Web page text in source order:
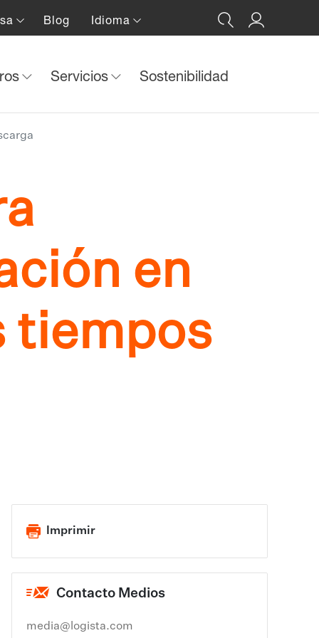
Blog Idioma
Servicios Sostenibilidad
en
tiempos
Imprimir
Contacto Medios
media@logista.com